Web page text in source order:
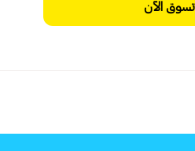
تسوق الآن